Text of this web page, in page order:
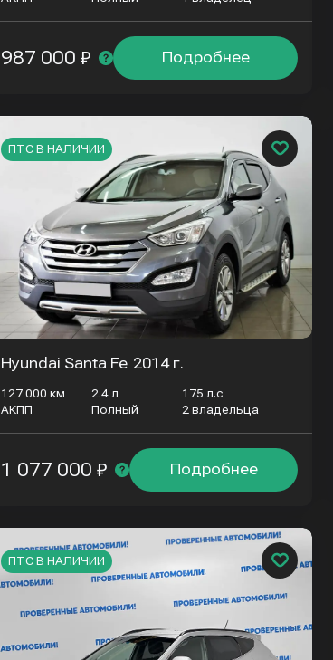
Подробнее
987 000 ₽
ПТС В НАЛИЧИИ
Hyundai Santa Fe 2014 г.
127 000 км 2.4 л
175 л.с
АКПП
Полный 2 владельца
Подробнее
1 077 000 ₽
ПТС В НАЛИЧИИ